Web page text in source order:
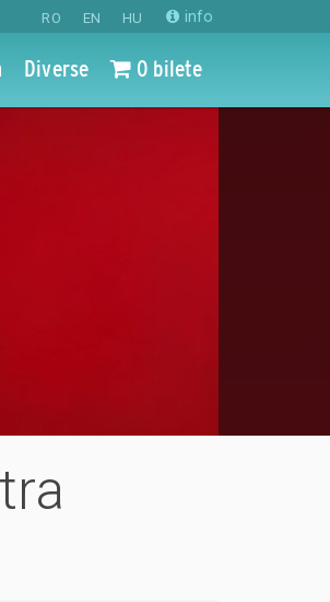
RO EN HU info
Diverse 0 bilete